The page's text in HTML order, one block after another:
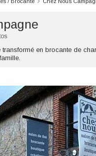
en brocante de